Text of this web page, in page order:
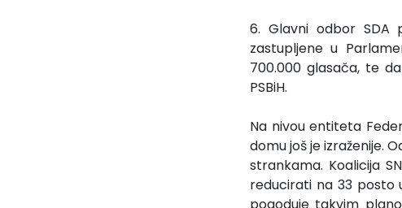
6. Glavni odbor SDA
zastupljene u
700.000 glasača, te
PSBiH.
Na nivou entiteta
domu još je izraženije.
strankama. Koalicija
reducirati na 33 posto
pogoduje takvim